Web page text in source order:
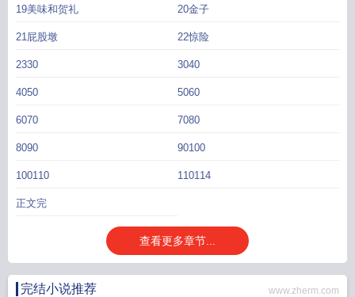
小竹溪连忙回溯时间，在门派密谋之际在他们的水中下入催眠粉，等到门派围剿
探头探脑的小脑袋，快快迈着小碎步跑到他身边，一边发抖一边哭唧唧：“好可怕
呀呜呜呜。”哥哥被仙山选中强行想要带走回去当救世主，面对一群笑面虎，竹溪
谋，成功阻止了小家庭的支离破碎。深藏功与名的小竹溪依偎在哥哥怀里，一手
情。……泠秋仙尊最近顺手干了一件不太妙的事情。他渡劫为了救一只不小心被
时，被劈了五六七八九十次……头发都快被劈焦了的泠秋仙尊决定下凡去找这个
滥用能力的小家伙。——却没有想到在敲开门的一瞬间，女人张开硕大的翅膀，
剑护住他，然后转头，一脸温柔地对怀里瑟瑟发抖的小家伙说话：“溪溪别怕，哥
哥爸爸妈妈都会保护你。”泠秋仙尊：……？
反派崽崽在权谋文当团宠TXT
龙反派崽崽手握团宠剧本
反派崽崽在权谋文当团
19美味和贺礼 20金子
21屁股墩 22惊险
2330 3040
4050 5060
6070 7080
8090 90100
100110 110114
正文完
查看更多章节...
完结小说推荐 www.zherm.com